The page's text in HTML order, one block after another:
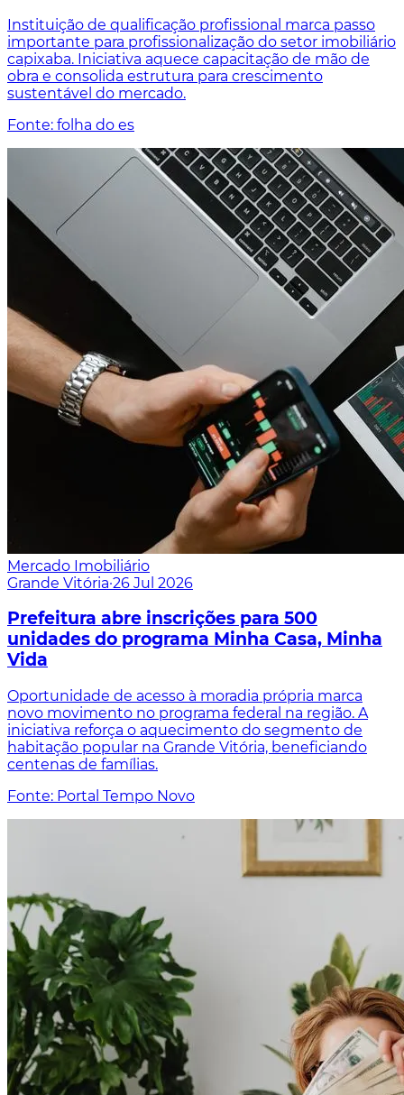
Instituição de qualificação profissional marca passo
importante para profissionalização do setor imobiliário
capixaba. Iniciativa aquece capacitação de mão de
obra e consolida estrutura para crescimento
sustentável do mercado.
Fonte: folha do es
Mercado Imobiliário
Grande Vitória·26 Jul 2026
Prefeitura abre inscrições para 500
unidades do programa Minha Casa, Minha
Vida
Oportunidade de acesso à moradia própria marca
novo movimento no programa federal na região. A
iniciativa reforça o aquecimento do segmento de
habitação popular na Grande Vitória, beneficiando
centenas de famílias.
Fonte: Portal Tempo Novo